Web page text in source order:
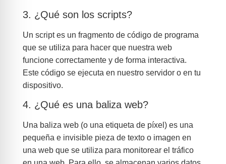
3. ¿Qué son los scripts?
Un script es un fragmento de código de programa
que se utiliza para hacer que nuestra web
funcione correctamente y de forma interactiva.
Este código se ejecuta en nuestro servidor o en tu
dispositivo.
4. ¿Qué es una baliza web?
Una baliza web (o una etiqueta de píxel) es una
pequeña e invisible pieza de texto o imagen en
una web que se utiliza para monitorear el tráfico